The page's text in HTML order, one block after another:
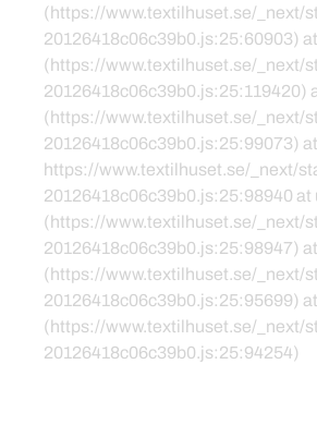
(https://www.textilhuset.se/_next/
20126418c06c39b0.js:25:60903)
(https://www.textilhuset.se/_next/
20126418c06c39b0.js:25:119420)
(https://www.textilhuset.se/_next/
20126418c06c39b0.js:25:99073) at
https://www.textilhuset.se/_next/
20126418c06c39b0.js:25:98940 at
(https://www.textilhuset.se/_next/
20126418c06c39b0.js:25:98947)
(https://www.textilhuset.se/_next/
20126418c06c39b0.js:25:95699)
(https://www.textilhuset.se/_next/
20126418c06c39b0.js:25:94254)